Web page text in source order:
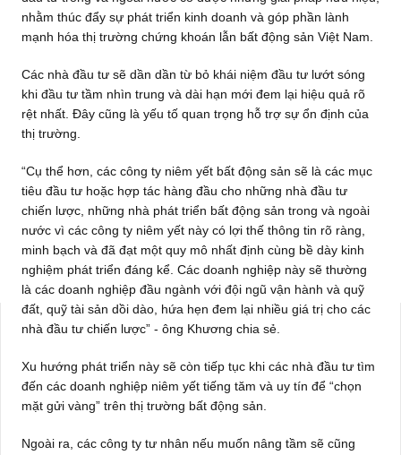
nhằm thúc đẩy sự phát triển kinh doanh và góp phần lành
mạnh hóa thị trường chứng khoán lẫn bất động sản Việt Nam.
Các nhà đầu tư sẽ dần dần từ bỏ khái niệm đầu tư lướt sóng
khi đầu tư tầm nhìn trung và dài hạn mới đem lại hiệu quả rõ
rệt nhất. Đây cũng là yếu tố quan trọng hỗ trợ sự ổn định của
thị trường.
“Cụ thể hơn, các công ty niêm yết bất động sản sẽ là các mục
tiêu đầu tư hoặc hợp tác hàng đầu cho những nhà đầu tư
chiến lược, những nhà phát triển bất động sản trong và ngoài
nước vì các công ty niêm yết này có lợi thế thông tin rõ ràng,
minh bạch và đã đạt một quy mô nhất định cùng bề dày kinh
nghiệm phát triển đáng kể. Các doanh nghiệp này sẽ thường
là các doanh nghiệp đầu ngành với đội ngũ vận hành và quỹ
đất, quỹ tài sản dồi dào, hứa hẹn đem lại nhiều giá trị cho các
nhà đầu tư chiến lược” - ông Khương chia sẻ.
Xu hướng phát triển này sẽ còn tiếp tục khi các nhà đầu tư tìm
đến các doanh nghiệp niêm yết tiếng tăm và uy tín để “chọn
mặt gửi vàng” trên thị trường bất động sản.
Ngoài ra, các công ty tư nhân nếu muốn nâng tầm sẽ cũng